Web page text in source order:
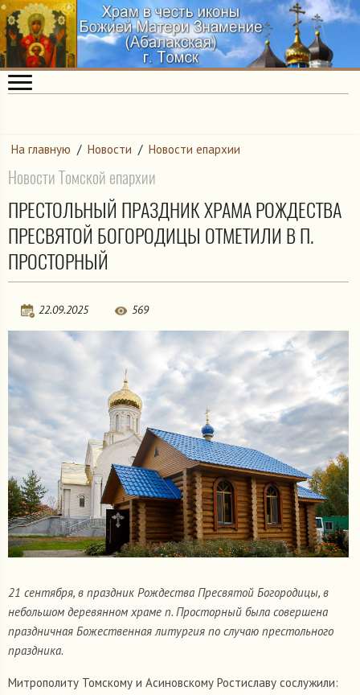
На главную / Новости / Новости епархии
Новости Томской епархии
ПРЕСТОЛЬНЫЙ ПРАЗДНИК ХРАМА РОЖДЕСТВА
ПРЕСВЯТОЙ БОГОРОДИЦЫ ОТМЕТИЛИ В П.
ПРОСТОРНЫЙ
22.09.2025 569
21 сентября, в праздник Рождества Пресвятой Богородицы, в
небольшом деревянном храме п. Просторный была совершена
праздничная Божественная литургия по случаю престольного
праздника.
Митрополиту Томскому и Асиновскому Ростиславу сослужили: